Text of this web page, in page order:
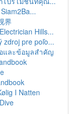
界
Hills...
zdroj pre poľo...
และข้อมูลสำคัญ
I Natten